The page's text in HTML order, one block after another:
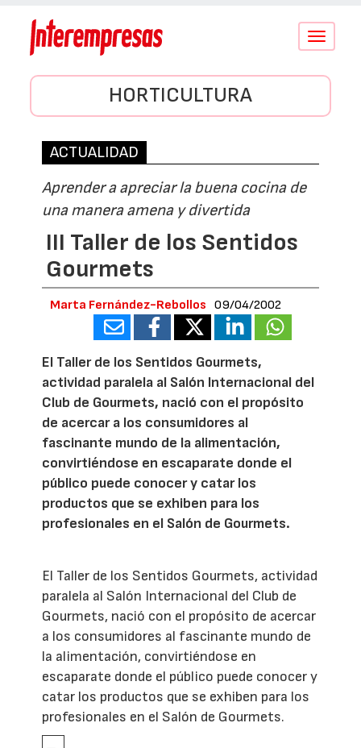
Conmutar
HORTICULTURA
ACTUALIDAD
Aprender a apreciar la buena cocina de
una manera amena y divertida
III Taller de los Sentidos
Gourmets
Marta Fernández-Rebollos 09/04/2002
El Taller de los Sentidos Gourmets,
actividad paralela al Salón Internacional del
Club de Gourmets, nació con el propósito
de acercar a los consumidores al
fascinante mundo de la alimentación,
convirtiéndose en escaparate donde el
público puede conocer y catar los
productos que se exhiben para los
profesionales en el Salón de Gourmets.
El Taller de los Sentidos Gourmets, actividad
paralela al Salón Internacional del Club de
Gourmets, nació con el propósito de acercar
a los consumidores al fascinante mundo de
la alimentación, convirtiéndose en
escaparate donde el público puede conocer y
catar los productos que se exhiben para los
profesionales en el Salón de Gourmets.